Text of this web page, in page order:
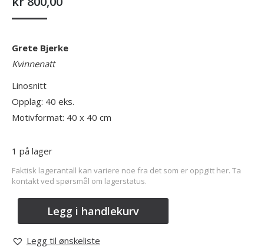
Grete Bjerke
Kvinnenatt
Linosnitt
Opplag: 40 eks.
Motivformat: 40 x 40 cm
1 på lager
Faktisk lagerantall kan variere noe fra det som er oppgitt her. Ta
kontakt ved spørsmål om lagerstatus.
Legg i handlekurv
Legg til ønskeliste